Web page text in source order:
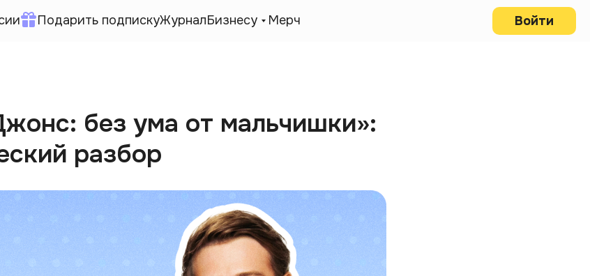
Подарить подпискуЖурналБизнесу Мерч Войти
без ума от мальчишки»:
разбор